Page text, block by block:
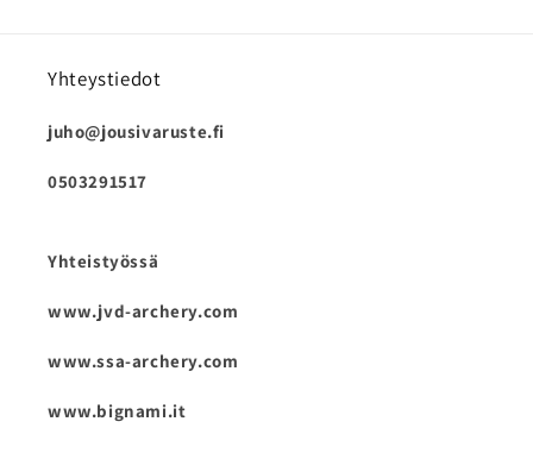
Yhteystiedot
juho@jousivaruste.fi
0503291517
Yhteistyössä
www.jvd-archery.com
www.ssa-archery.com
www.bignami.it